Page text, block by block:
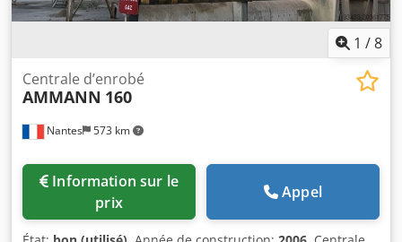
1 /8
Nantes 573 km
Centrale d’enrobé
AMMANN 160
prix
Appel